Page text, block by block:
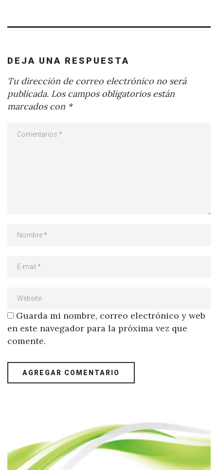
DEJA UNA RESPUESTA
Tu dirección de correo electrónico no será
publicada. Los campos obligatorios están
marcados con *
Guarda mi nombre, correo electrónico y web
en este navegador para la próxima vez que
comente.